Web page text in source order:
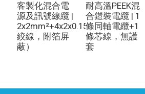
客製化混合電
源及訊號線纜 |
2x2mm²+4x2x0.15mm²（雙
絞線，附箔屏
蔽）
耐高溫PEEK混
合鎧裝電纜 | 1
條同軸電纜+1
條芯線，無護
套